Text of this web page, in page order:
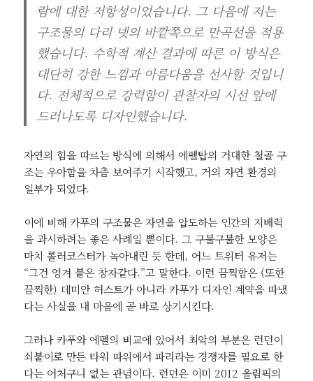
람에 대한 저항성이었습니다. 그 다음에 저는
구조물의 다리 넷의 바깥쪽으로 만곡선을 적용
했습니다. 수학적 계산 결과에 따른 이 방식은
대단히 강한 느낌과 아름다움을 선사할 것입니
다. 전체적으로 강력함이 관찰자의 시선 앞에
드러나도록 디자인했습니다.
자연의 힘을 따르는 방식에 의해서 에펠탑의 거대한 철골 구
조는 우아함을 차츰 보여주기 시작했고, 거의 자연 환경의
일부가 되었다.
이에 비해 카푸의 구조물은 자연을 압도하는 인간의 지배력
을 과시하려는 좋은 사례일 뿐이다. 그 구불구불한 모양은
마치 롤러코스터가 녹아내린 듯 한데, 어느 트위터 유저는
“그건 엉겨 붙은 창자같다.”고 말한다. 이런 끔찍함은 (또한
끔찍한) 데미안 허스트가 아니라 카푸가 디자인 계약을 따냈
다는 사실을 내 마음에 곧 바로 상기시킨다.
그러나 카푸와 에펠의 비교에 있어서 최악의 부분은 런던이
쇠붙이로 만든 타워 따위에서 파리라는 경쟁자를 필요로 한
다는 어처구니 없는 관념이다. 런던은 이미 2012 올림픽의